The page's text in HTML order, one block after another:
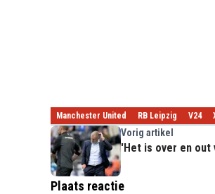
Manchester United RB Leipzig V24
Vorig artikel
'Het is over en out
Plaats reactie